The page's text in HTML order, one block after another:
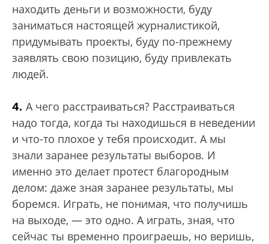
находить деньги и возможности, буду
заниматься настоящей журналистикой,
придумывать проекты, буду по-прежнему
заявлять свою позицию, буду привлекать
людей.
4. А чего расстраиваться? Расстраиваться
надо тогда, когда ты находишься в неведении
и что-то плохое у тебя происходит. А мы
знали заранее результаты выборов. И
именно это делает протест благородным
делом: даже зная заранее результаты, мы
боремся. Играть, не понимая, что получишь
на выходе, — это одно. А играть, зная, что
сейчас ты временно проиграешь, но веришь,